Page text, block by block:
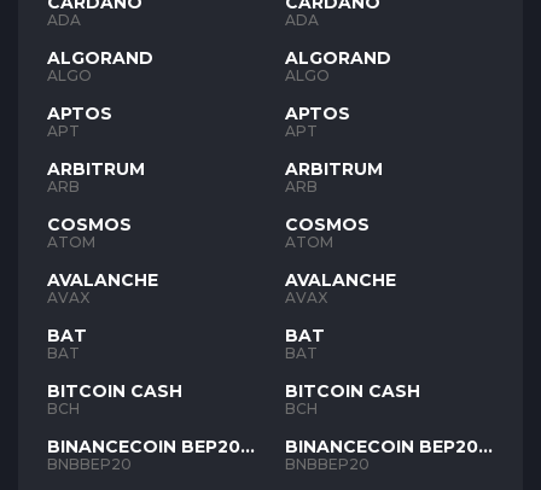
ADA
ALGORAND
ALGO
APTOS
APT
ARBITRUM
ARB
COSMOS
ATOM
AVALANCHE
AVAX
BAT
BAT
BITCOIN CASH
BCH
BINANCECOIN BEP20
BNB
BNBBEP20
ADA
ALGORAND
ALGO
APTOS
APT
ARBITRUM
ARB
COSMOS
ATOM
AVALANCHE
AVAX
BAT
BAT
BITCOIN CASH
BCH
BINANCECOIN BEP20
BNB
BNBBEP20